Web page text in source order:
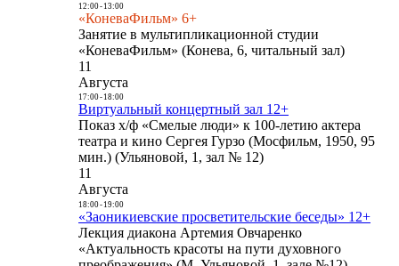
12:00- 13:00
«КоневаФильм» 6+
Занятие в мультипликационной студии
«КоневаФильм» (Конева, 6, читальный зал)
11
Августа
17:00- 18:00
Виртуальный концертный зал 12+
Показ х/ф «Смелые люди» к 100-летию актера
театра и кино Сергея Гурзо (Мосфильм, 1950, 95
мин.) (Ульяновой, 1, зал № 12)
11
Августа
18:00- 19:00
«Заоникиевские просветительские беседы» 12+
Лекция диакона Артемия Овчаренко
«Актуальность красоты на пути духовного